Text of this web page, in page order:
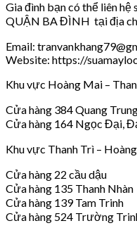
Gia đình bạn có thể liên
QUẬN BA ĐÌNH tại địa
Email:
Website: https://
Khu vực Hoàng Mai –
Cửa hàng 384 Quang
Cửa hàng 164 Ngọc Đại,
Khu vực Thanh Trì –
Cửa hàng 22 cầu dậu
Cửa hàng 135 Thanh Nhàn
Cửa hàng 139 Tam Trinh
Cửa hàng 524 Trường